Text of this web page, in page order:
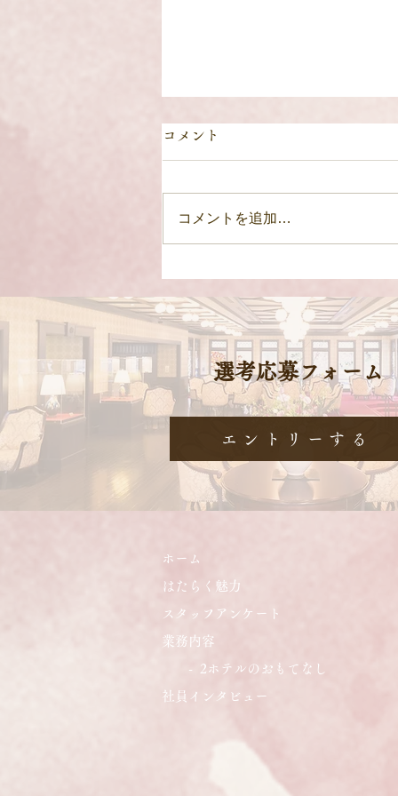
年末年始Special Event！～お
箏の生演奏～
コメント
コメントを追加…
​選考応募フォーム
エントリーする
ホーム
はたらく魅力
​​スタッフアンケート
業務内容
- 2ホテルのおもてなし
社員インタビュー